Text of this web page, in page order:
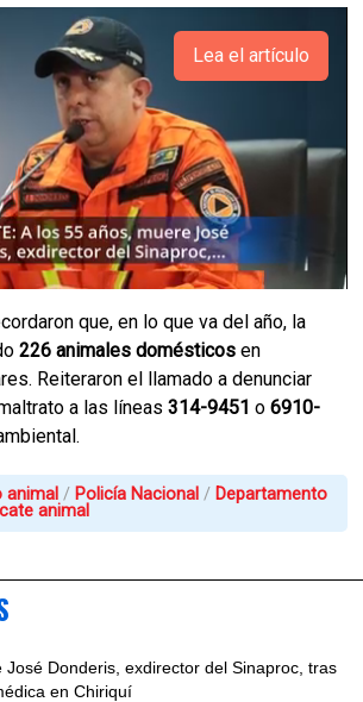
Lea el artículo
que, en lo que va del año, la
226 animales domésticos en
Reiteraron el llamado a denunciar
a las líneas314-9451 o6910-
animal Policía Nacional
Departamento
animal
José Donderis, exdirector del Sinaproc, tras
en Chiriquí